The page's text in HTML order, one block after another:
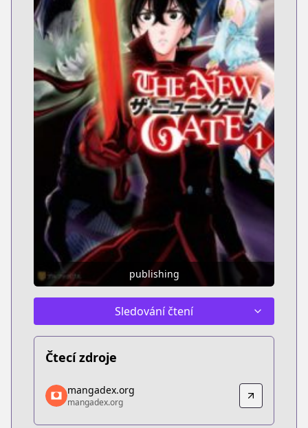
publishing
Sledování čtení
Čtecí zdroje
mangadex.org
mangadex.org
https://mangadex.org/title/69e218ec-93eb-4025-
mangadex.org
mangadex.org